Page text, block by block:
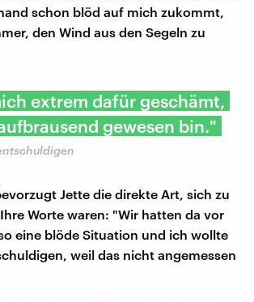
schon blöd auf mich zukommt,
den Wind aus den Segeln zu
extrem dafür geschämt,
gewesen bin."
Jette die direkte Art, sich zu
Worte waren: "Wir hatten da vor
eine blöde Situation und ich wollte
weil das nicht angemessen